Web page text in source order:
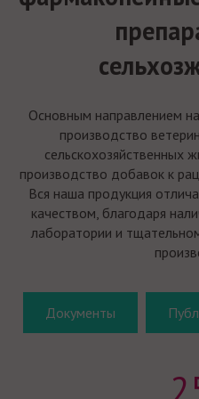
Основным направлением
производство
сельскохозяйственных
производство добавок к
Вся наша продукция
качеством, благодаря
лаборатории и
Документы